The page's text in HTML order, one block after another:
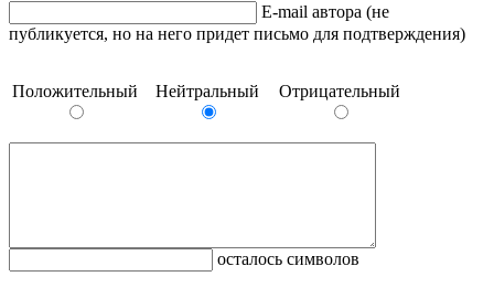
E-mail автора (не
публикуется, но на него придет письмо для подтверждения)
Положительный Нейтральный Отрицательный
осталось символов